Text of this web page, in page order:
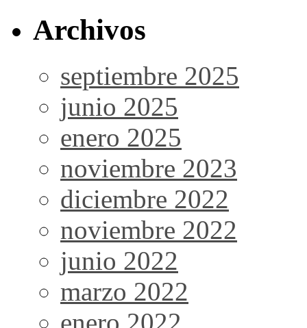
Archivos
septiembre 2025
junio 2025
enero 2025
noviembre 2023
diciembre 2022
noviembre 2022
junio 2022
marzo 2022